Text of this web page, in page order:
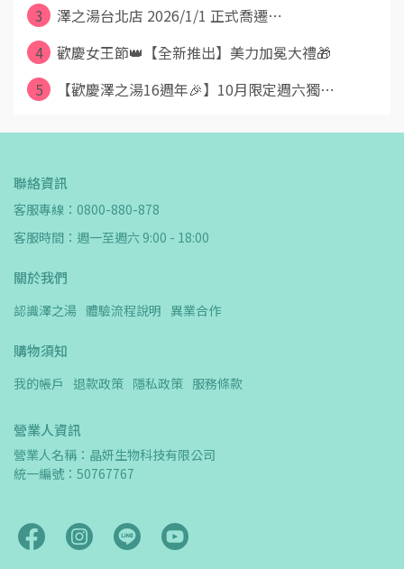
3
澤之湯台北店 2026/1/1 正式喬遷⋯
4
歡慶女王節👑【全新推出】美力加冕大禮🎁
5
【歡慶澤之湯16週年🎉】10月限定週六獨⋯
聯絡資訊
客服專線：0800-880-878
客服時間：週一至週六 9:00 - 18:00
關於我們
認識澤之湯 體驗流程說明 異業合作
購物須知
我的帳戶 退款政策 隱私政策 服務條款
營業人資訊
營業人名稱：晶妍生物科技有限公司
統一編號：50767767